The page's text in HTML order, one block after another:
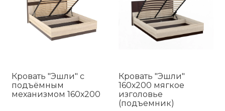
Кровать "Эшли" с
подъёмным
механизмом 160х200
Кровать "Эшли"
160х200 мягкое
изголовье
(подъемник)